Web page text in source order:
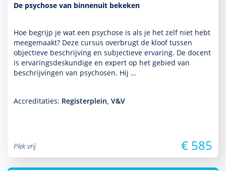
De psychose van binnenuit bekeken
Hoe begrijp je wat een psychose is als je het zelf niet hebt
meegemaakt? Deze cursus overbrugt de kloof tussen
objectieve beschrijving en subjectieve ervaring. De docent
is ervarings­des­kun­dige en expert op het gebied van
beschrijvingen van psychosen. Hij …
Accreditaties: Registerplein, V&V
Plek vrij € 585